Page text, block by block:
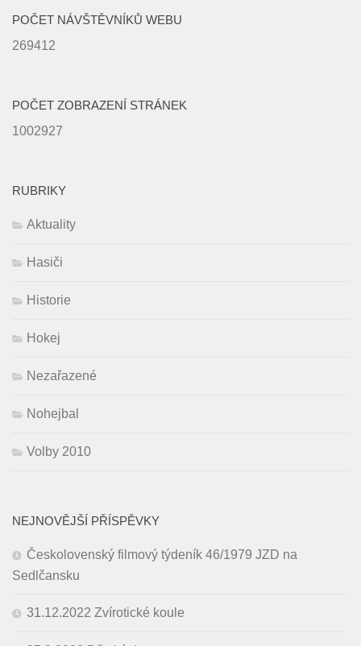
POČET NÁVŠTĚVNÍKŮ WEBU
269412
POČET ZOBRAZENÍ STRÁNEK
1002927
RUBRIKY
Aktuality
Hasiči
Historie
Hokej
Nezařazené
Nohejbal
Volby 2010
NEJNOVĚJŠÍ PŘÍSPĚVKY
Českolovenský filmový týdeník 46/1979 JZD na
Sedlčansku
31.12.2022 Zvírotické koule